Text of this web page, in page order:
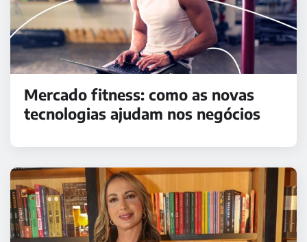
Mercado fitness: como as novas
tecnologias ajudam nos negócios